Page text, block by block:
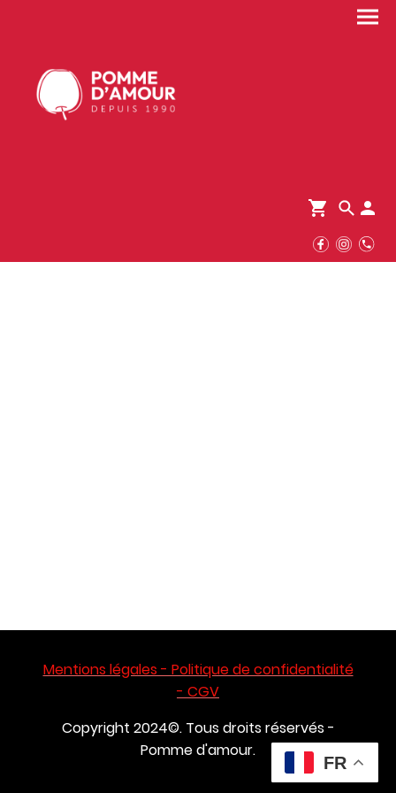
Mentions légales - Politique de confidentialité
- CGV
Copyright 2024©. Tous droits réservés -
Pomme d'amour.
FR